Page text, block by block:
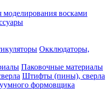
моделирования восками
Окклюдаторы,
Паковочные материалы
Штифты (пины), сверла